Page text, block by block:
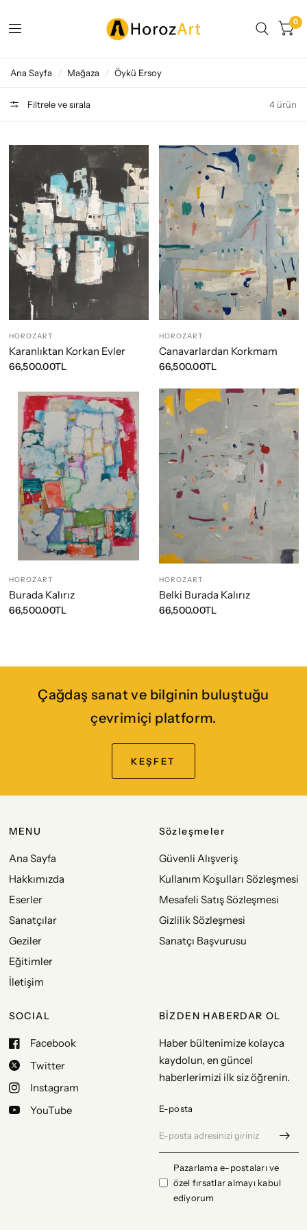
0
Ana Sayfa / Mağaza / Öykü Ersoy
Filtrele ve sırala 4 ürün
HOROZART
Karanlıktan Korkan Evler
66,500.00TL
HOROZART
Canavarlardan Korkmam
66,500.00TL
HOROZART
Burada Kalırız
66,500.00TL
HOROZART
Belki Burada Kalırız
66,500.00TL
Çağdaş sanat ve bilginin buluştuğu
çevrimiçi platform.
KEŞFET
MENU
Ana Sayfa
Hakkımızda
Eserler
Sanatçılar
Geziler
Eğitimler
İletişim
Sözleşmeler
Güvenli Alışveriş
Kullanım Koşulları Sözleşmesi
Mesafeli Satış Sözleşmesi
Gizlilik Sözleşmesi
Sanatçı Başvurusu
SOCIAL
Facebook
Twitter
Instagram
YouTube
BİZDEN HABERDAR OL
Haber bültenimize kolayca
kaydolun, en güncel
haberlerimizi ilk siz öğrenin.
E-posta
Pazarlama e-postaları ve
özel fırsatlar almayı kabul
ediyorum